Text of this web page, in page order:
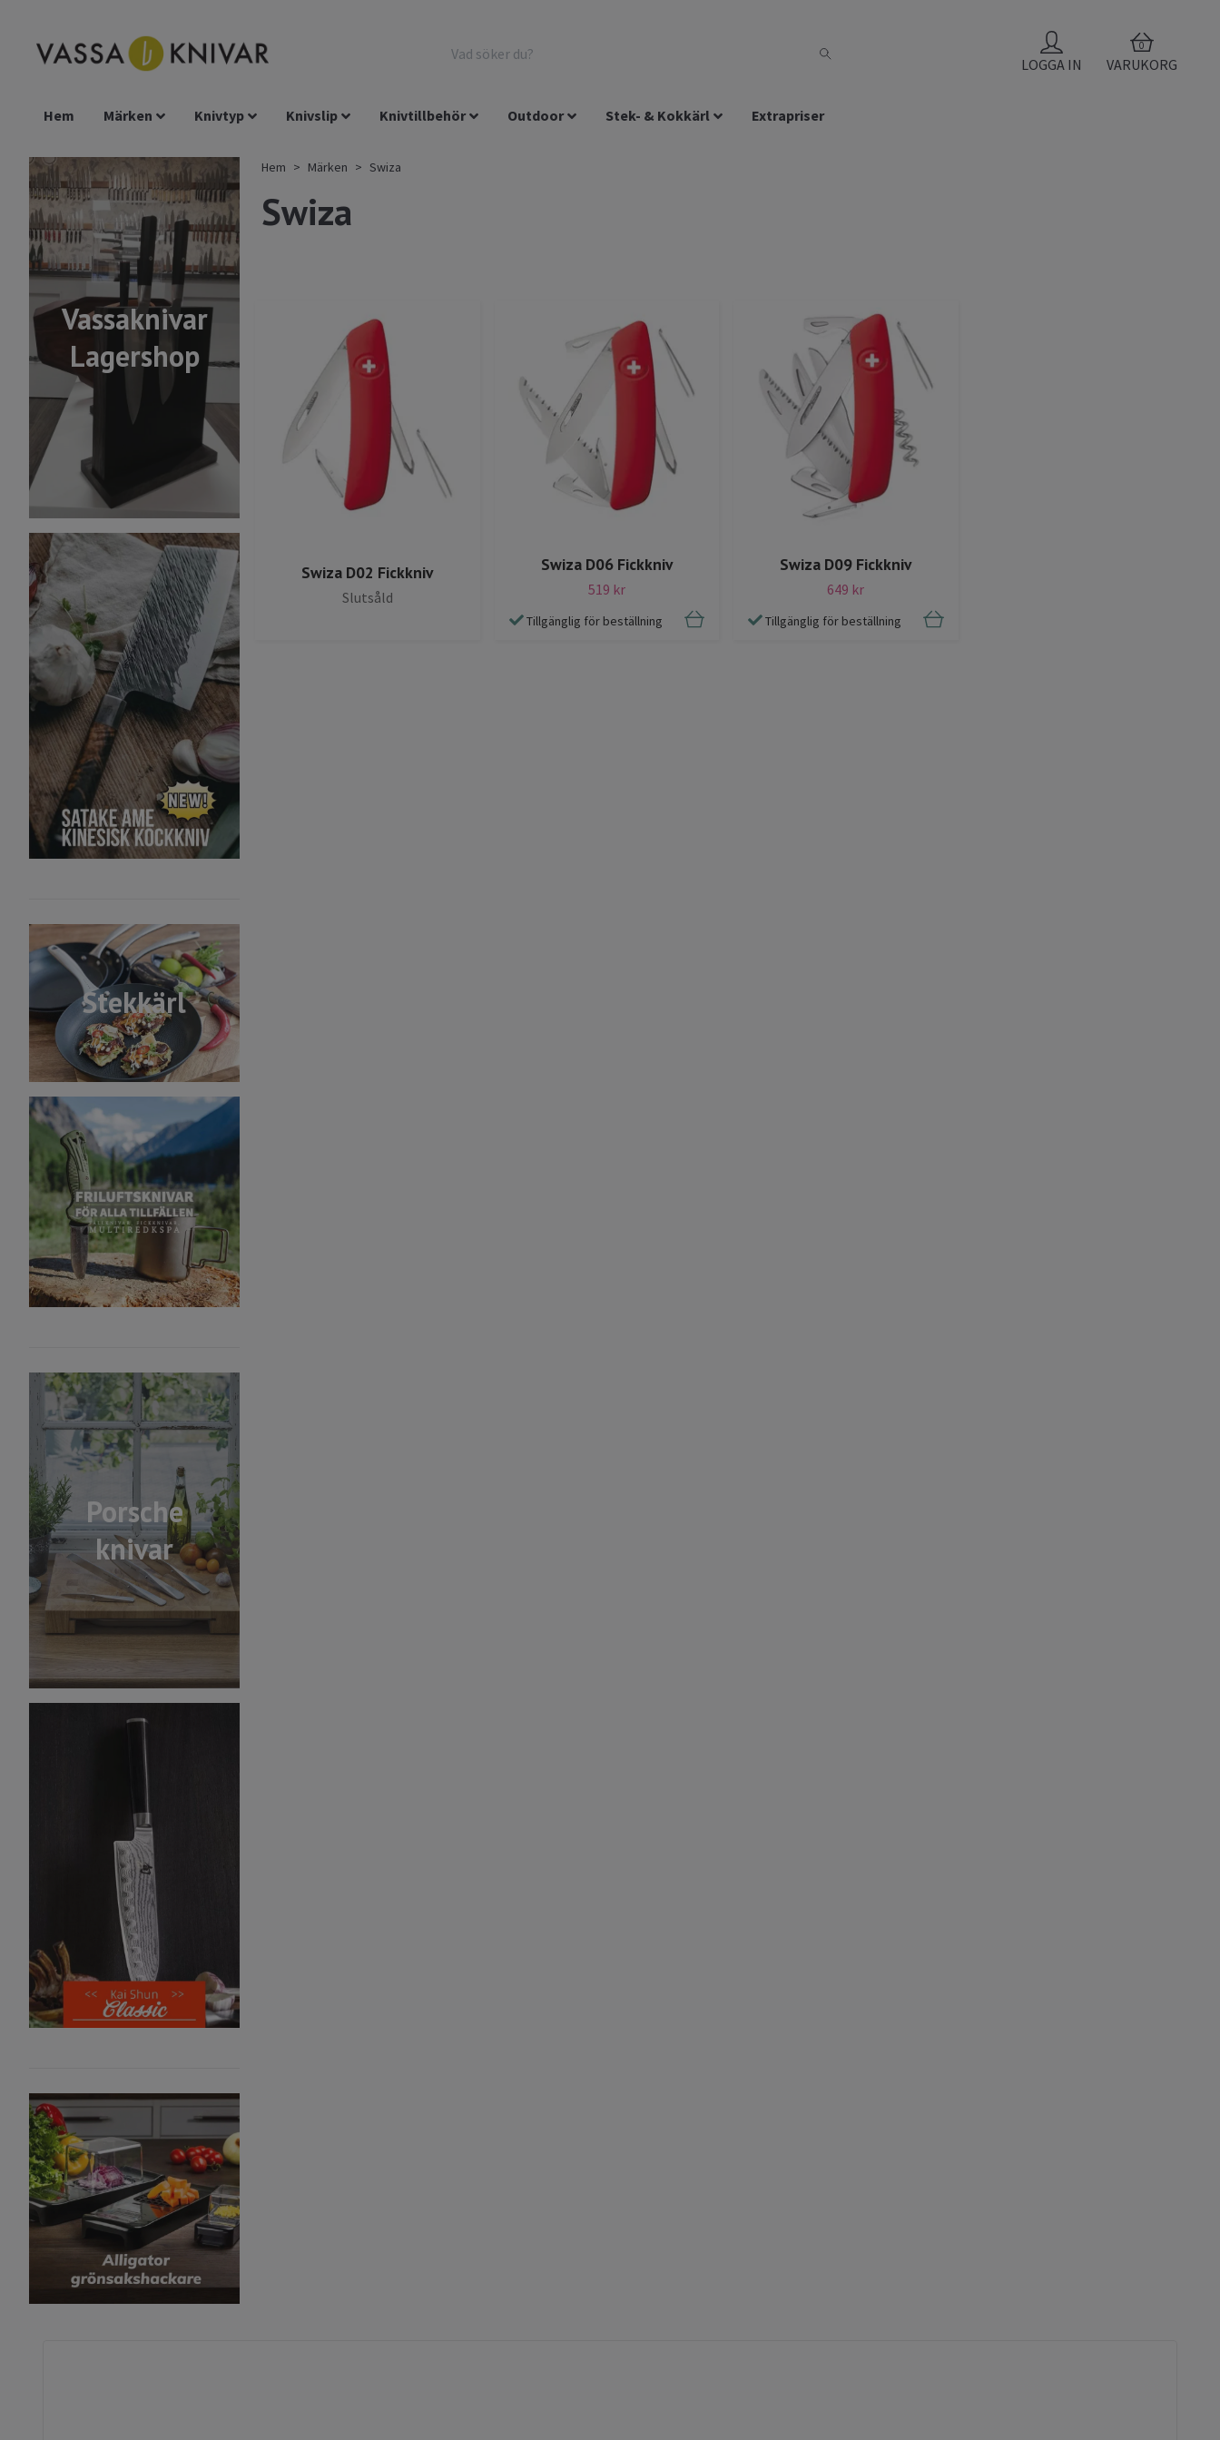
LOGGA IN
0
VARUKORG
Hem Märken Knivtyp Knivslip Knivtillbehör Outdoor Stek- & Kokkärl Extrapriser
Vassaknivar
Lagershop
Stekkärl
Porsche
knivar
Hem Märken Swiza
Swiza
Swiza D02 Fickkniv
Slutsåld
Swiza D06 Fickkniv
519 kr
Tillgänglig för beställning
Swiza D09 Fickkniv
649 kr
Tillgänglig för beställning